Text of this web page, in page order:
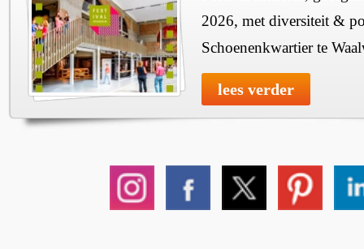
2026, met diversiteit &
Schoenenkwartier te
lees verder